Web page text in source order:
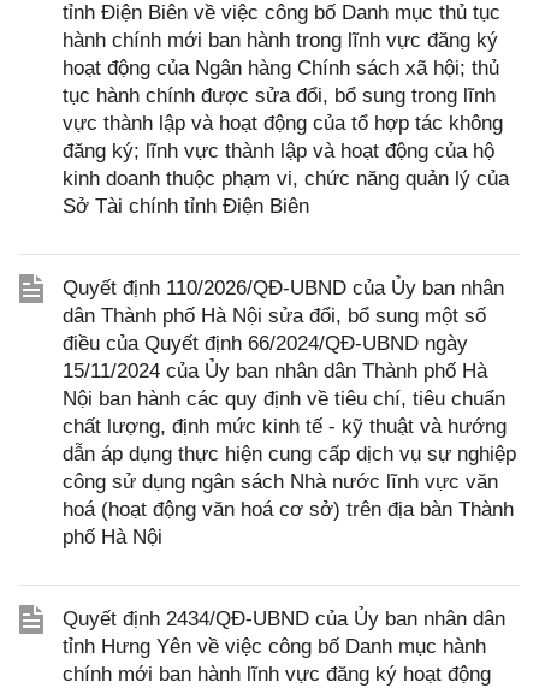
tỉnh Điện Biên về việc công bố Danh mục thủ tục
hành chính mới ban hành trong lĩnh vực đăng ký
hoạt động của Ngân hàng Chính sách xã hội; thủ
tục hành chính được sửa đổi, bổ sung trong lĩnh
vực thành lập và hoạt động của tổ hợp tác không
đăng ký; lĩnh vực thành lập và hoạt động của hộ
kinh doanh thuộc phạm vi, chức năng quản lý của
Sở Tài chính tỉnh Điện Biên
Quyết định 110/2026/QĐ-UBND của Ủy ban nhân
dân Thành phố Hà Nội sửa đổi, bổ sung một số
điều của Quyết định 66/2024/QĐ-UBND ngày
15/11/2024 của Ủy ban nhân dân Thành phố Hà
Nội ban hành các quy định về tiêu chí, tiêu chuẩn
chất lượng, định mức kinh tế - kỹ thuật và hướng
dẫn áp dụng thực hiện cung cấp dịch vụ sự nghiệp
công sử dụng ngân sách Nhà nước lĩnh vực văn
hoá (hoạt động văn hoá cơ sở) trên địa bàn Thành
phố Hà Nội
Quyết định 2434/QĐ-UBND của Ủy ban nhân dân
tỉnh Hưng Yên về việc công bố Danh mục hành
chính mới ban hành lĩnh vực đăng ký hoạt động